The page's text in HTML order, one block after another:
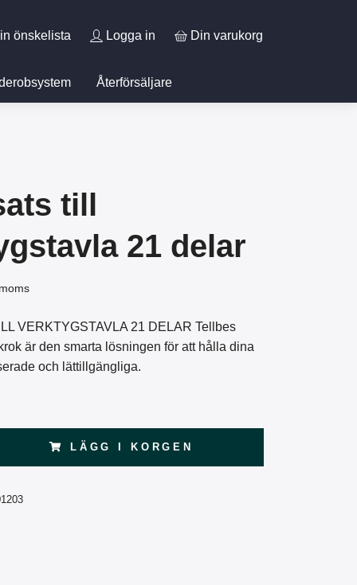
önskelista Logga in Din varukorg
Återförsäljare
till
21 delar
VERKTYGSTAVLA 21 DELAR Tellbes
är den smarta lösningen för att hålla dina
och lättillgängliga.
LÄGG I KORGEN